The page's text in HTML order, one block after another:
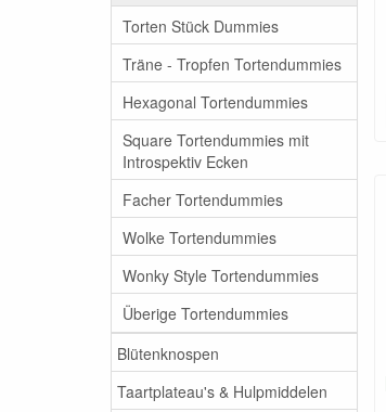
Torten Stück Dummies
Träne - Tropfen Tortendummies
Hexagonal Tortendummies
Square Tortendummies mit
Introspektiv Ecken
Facher Tortendummies
Wolke Tortendummies
Wonky Style Tortendummies
Überige Tortendummies
Blütenknospen
Taartplateau's & Hulpmiddelen